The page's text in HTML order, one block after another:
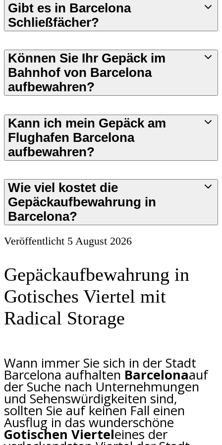
Gibt es in Barcelona
Schließfächer?
Können Sie Ihr Gepäck im
Bahnhof von Barcelona
aufbewahren?
Kann ich mein Gepäck am
Flughafen Barcelona
aufbewahren?
Wie viel kostet die
Gepäckaufbewahrung in
Barcelona?
Veröffentlicht 5 August 2026
Gepäckaufbewahrung in
Gotisches Viertel mit
Radical Storage
Wann immer Sie sich in der Stadt
Barcelona aufhalten Barcelonaauf
der Suche nach Unternehmungen
und Sehenswürdigkeiten sind,
sollten Sie auf keinen Fall einen
Ausflug in das wunderschöne
Gotischen Vierteleines der